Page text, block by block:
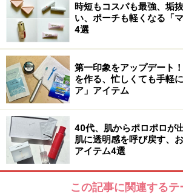
メゾンレクシア オラクル クラリファ
150ml 4,500円（税抜）／メゾンレク
2.キュレル エイジングケアシリーズ 化
敏感肌用のエイジングケアはレア！
いち早く敏感肌用のスキンケアに着
ュレルから、エイジングケアができ
イジングケアの成分が刺激になりそう
使えます。とろっとしたテクスチャー
時短もコスパも最強、垢
い、ポーチも軽くなる「
4選
第一印象をアップデート
を作る、忙しくても手軽
ア」アイテム
40代、肌からポロポロが
肌に透明感を呼び戻す、
アイテム4選
この記事に関連するテ